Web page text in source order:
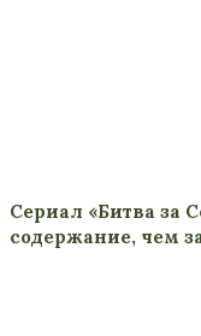
Сериал «Битва за
содержание, чем